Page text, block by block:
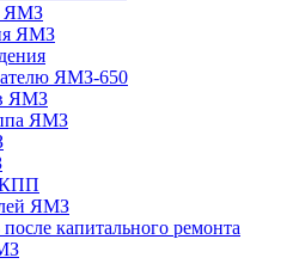
ЯМЗ
ЯМЗ
ЯМЗ-650
ЯМЗ
ЯМЗ
КПП
ЯМЗ
капитального ремонта